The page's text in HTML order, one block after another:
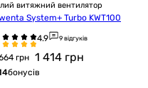
витяжний вентилятор
System+ Turbo KWT100
9 відгуків
грн 1 414 грн
бонусів